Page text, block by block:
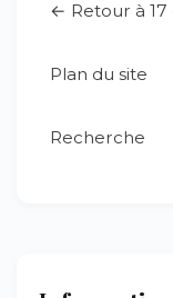
← Retour à 17
Plan du site
Recherche